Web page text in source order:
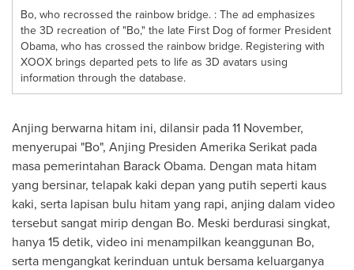
Bo, who recrossed the rainbow bridge. : The ad emphasizes
the 3D recreation of "Bo," the late First Dog of former President
Obama, who has crossed the rainbow bridge. Registering with
XOOX brings departed pets to life as 3D avatars using
information through the database.
Anjing berwarna hitam ini, dilansir pada 11 November,
menyerupai "Bo", Anjing Presiden Amerika Serikat pada
masa pemerintahan Barack Obama. Dengan mata hitam
yang bersinar, telapak kaki depan yang putih seperti kaus
kaki, serta lapisan bulu hitam yang rapi, anjing dalam video
tersebut sangat mirip dengan Bo. Meski berdurasi singkat,
hanya 15 detik, video ini menampilkan keanggunan Bo,
serta mengangkat kerinduan untuk bersama keluarganya